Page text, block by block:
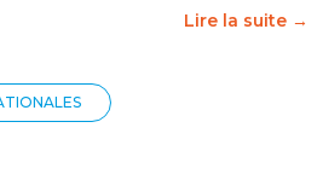
Lire la suite →